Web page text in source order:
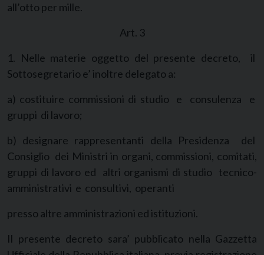
all’otto per mille.
Art. 3
1. Nelle materie oggetto del presente decreto, il
Sottosegretario e’ inoltre delegato a:
a) costituire commissioni di studio e consulenza e
gruppi di lavoro;
b) designare rappresentanti della Presidenza del
Consiglio dei Ministri in organi, commissioni, comitati,
gruppi di lavoro ed altri organismi di studio tecnico-
amministrativi e consultivi, operanti
presso altre amministrazioni ed istituzioni.
Il presente decreto sara’ pubblicato nella Gazzetta